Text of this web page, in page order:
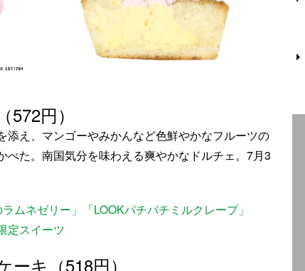
円）
添え、マンゴーやみかんなど色鮮やかなフルーツの
た。南国気分を味わえる爽やかなドルチェ。7月3
ムネゼリー」「LOOKパチパチミルクレープ」
定スイーツ
キ（518円）